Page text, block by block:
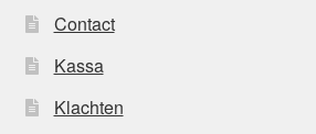
Contact
Kassa
Klachten